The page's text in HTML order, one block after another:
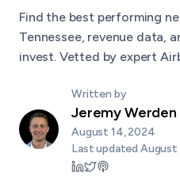
Find the best performing
Tennessee, revenue data,
invest. Vetted by expert
Written by
Jeremy Werden
August 14, 2024
Last updated August